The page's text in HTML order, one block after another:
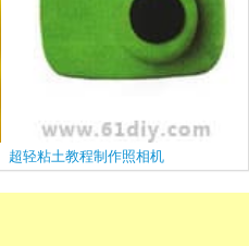
超轻粘土教程制作照相机